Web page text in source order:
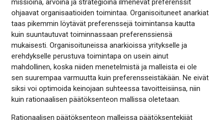
missioina, arvoina ja strategioina ilmenevät preferenssit
ohjaavat organisaatioiden toimintaa. Organisoituneet anarkiat
taas pikemmin löytävät preferenssejä toimintansa kautta
kuin suuntautuvat toiminnassaan preferenssiensä
mukaisesti. Organisoituneissa anarkioissa yritykselle ja
erehdykselle perustuva toimintapa on usein ainut
mahdollinen, koska niiden menetelmistä ja malleista ei ole
sen suurempaa varmuutta kuin preferensseistäkään. Ne eivät
siksi voi optimoida keinojaan suhteessa tavoitteisiinsa, niin
kuin rationaalisen päätöksenteon mallissa oletetaan.
Rationaalisen päätöksenteon malleissa päätöksentekijät